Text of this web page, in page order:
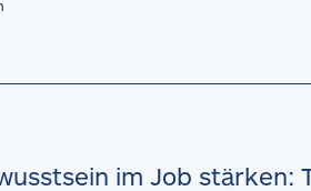
im Job stärken: